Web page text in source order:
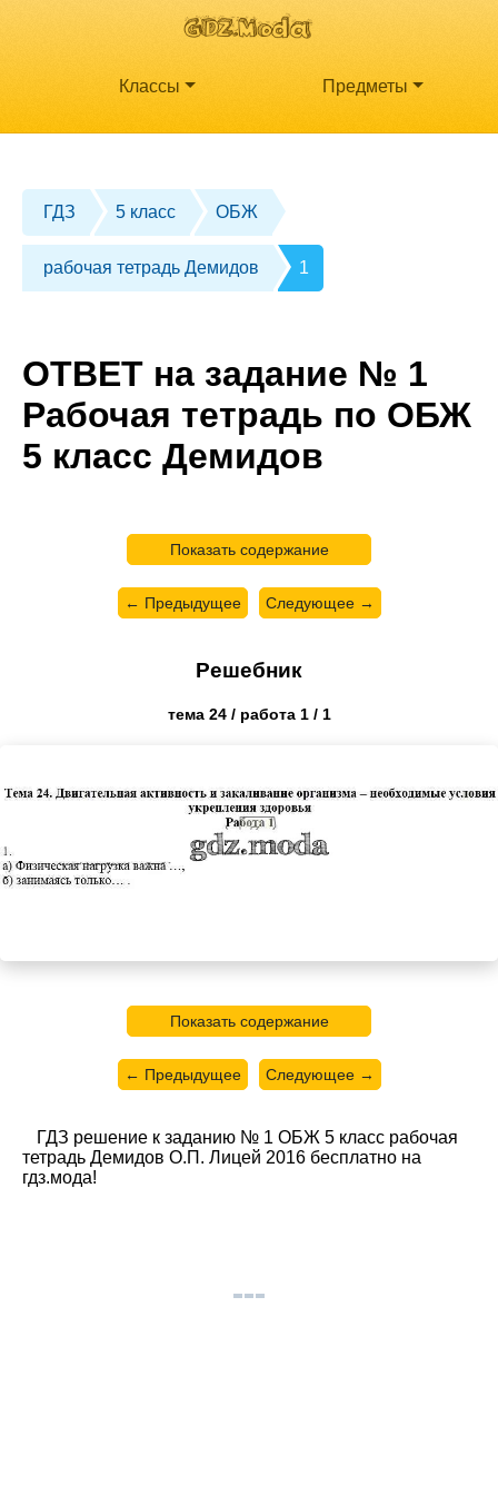
Классы Предметы
ГДЗ 5 класс ОБЖ
рабочая тетрадь Демидов 1
ОТВЕТ на задание № 1
Рабочая тетрадь по ОБЖ
5 класс Демидов
Показать содержание
← Предыдущее Следующее →
Решебник
тема 24 / работа 1 / 1
Показать содержание
← Предыдущее Следующее →
ГДЗ решение к заданию № 1 ОБЖ 5 класс рабочая
тетрадь Демидов О.П. Лицей 2016 бесплатно на
гдз.мода!